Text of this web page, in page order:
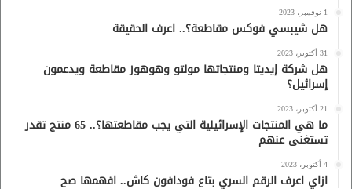
1 نوفمبر، 2023
هل شيبسي فوكس مقاطعة؟.. اعرف الحقيقة
31 أكتوبر، 2023
هل شركة إيديتا ومنتجاتها مولتو وهوهوز مقاطعة ويدعمون
إسرائيل؟
21 أكتوبر، 2023
ما هي المنتجات الإسرائيلية التي يجب مقاطعتها؟.. 65 منتج تقدر
تستغنى عنهم
4 أكتوبر، 2023
ازاي اعرف الرقم السري بتاع فودافون كاش.. افهمها صح